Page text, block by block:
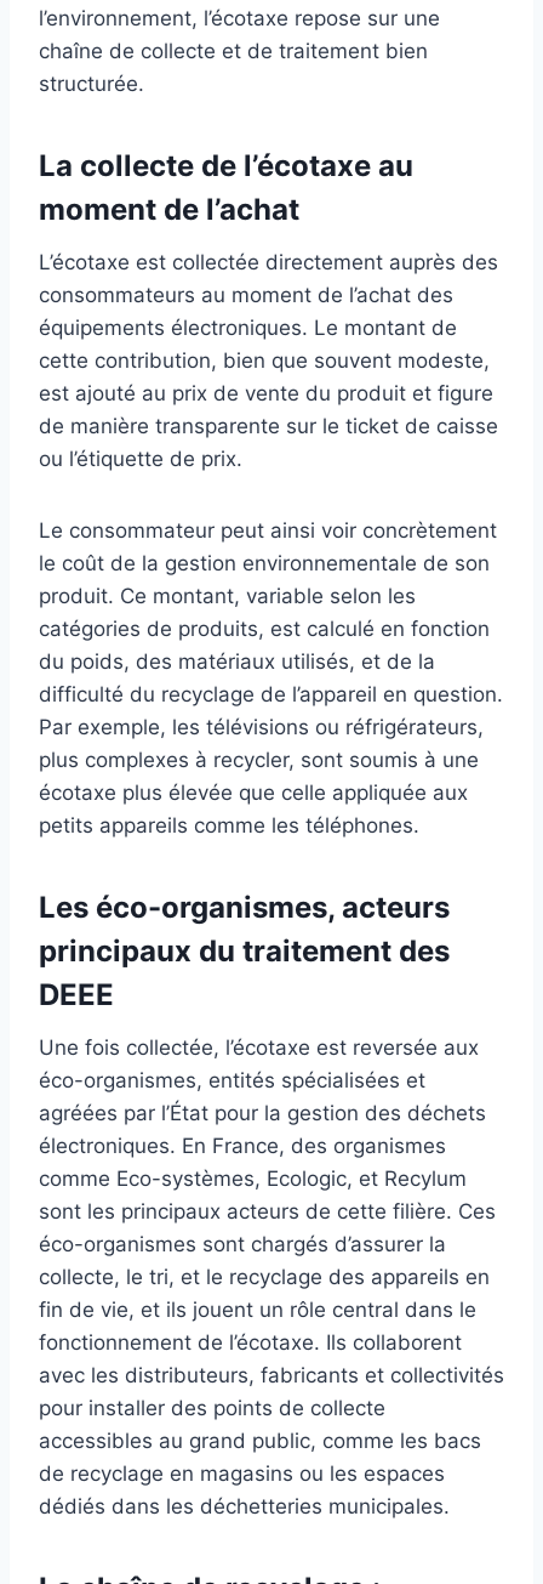
l’environnement, l’écotaxe repose sur une
chaîne de collecte et de traitement bien
structurée.
La collecte de l’écotaxe au
moment de l’achat
L’écotaxe est collectée directement auprès des
consommateurs au moment de l’achat des
équipements électroniques. Le montant de
cette contribution, bien que souvent modeste,
est ajouté au prix de vente du produit et figure
de manière transparente sur le ticket de caisse
ou l’étiquette de prix.
Le consommateur peut ainsi voir concrètement
le coût de la gestion environnementale de son
produit. Ce montant, variable selon les
catégories de produits, est calculé en fonction
du poids, des matériaux utilisés, et de la
difficulté du recyclage de l’appareil en question.
Par exemple, les télévisions ou réfrigérateurs,
plus complexes à recycler, sont soumis à une
écotaxe plus élevée que celle appliquée aux
petits appareils comme les téléphones.
Les éco-organismes, acteurs
principaux du traitement des
DEEE
Une fois collectée, l’écotaxe est reversée aux
éco-organismes, entités spécialisées et
agréées par l’État pour la gestion des déchets
électroniques. En France, des organismes
comme Eco-systèmes, Ecologic, et Recylum
sont les principaux acteurs de cette filière. Ces
éco-organismes sont chargés d’assurer la
collecte, le tri, et le recyclage des appareils en
fin de vie, et ils jouent un rôle central dans le
fonctionnement de l’écotaxe. Ils collaborent
avec les distributeurs, fabricants et collectivités
pour installer des points de collecte
accessibles au grand public, comme les bacs
de recyclage en magasins ou les espaces
dédiés dans les déchetteries municipales.